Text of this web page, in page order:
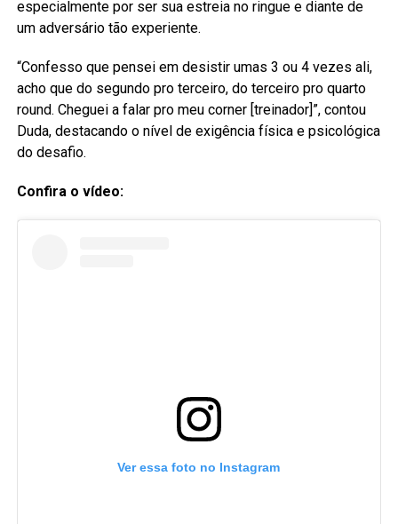
especialmente por ser sua estreia no ringue e diante de
um adversário tão experiente.
“Confesso que pensei em desistir umas 3 ou 4 vezes ali,
acho que do segundo pro terceiro, do terceiro pro quarto
round. Cheguei a falar pro meu corner [treinador]”, contou
Duda, destacando o nível de exigência física e psicológica
do desafio.
Confira o vídeo:
Ver essa foto no Instagram